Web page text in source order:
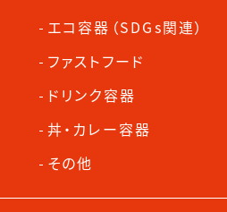
エコ容器（SDGs関連）
ファストフード
ドリンク容器
丼・カレー容器
その他